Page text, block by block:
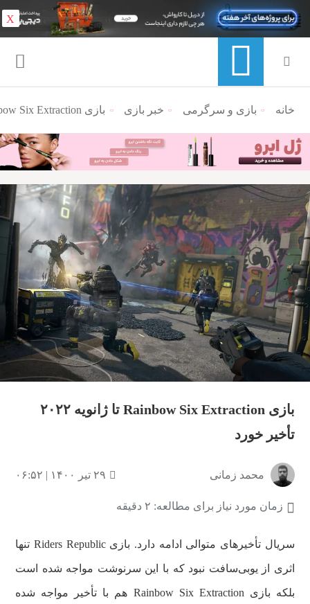
منوی ناوبری خرده نان
خانه بازی و سرگرمی خبر بازی بازی Rainbow Six Extraction تا ژانویه ۲۰۲۲ تأخیر خورد
بازی Rainbow Six Extraction تا ژانویه ۲۰۲۲
تأخیر خورد
محمد زمانی ۲۹ تیر ۱۴۰۰ | ۰۶:۵۲
زمان مورد نیاز برای مطالعه: ۲ دقیقه
سریال‌ تأخیر‌های متوالی ادامه دارد. بازی Riders Republic تنها
اثری از یوبی‌سافت نبود که با این سرنوشت مواجه شده است
بلکه بازی Rainbow Six Extraction هم با تأخیر مواجه شده
X